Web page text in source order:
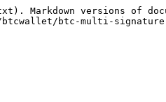
versions of
btcwallet/btc-multi-